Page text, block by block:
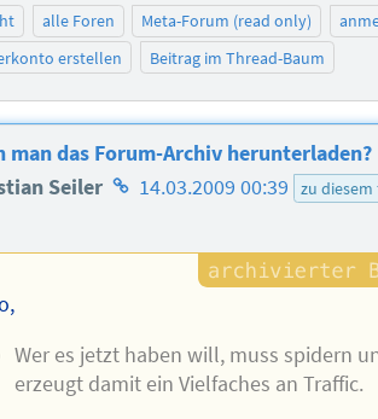
alle Foren Meta-Forum (read only)
erstellen
Beitrag im Thread-Baum
man das Forum-Archiv herunterladen?
Seiler Homepage
Autors
14.03.2009 00:39 zu
Wer es jetzt haben will, muss spidern
erzeugt damit ein Vielfaches an Traffic.